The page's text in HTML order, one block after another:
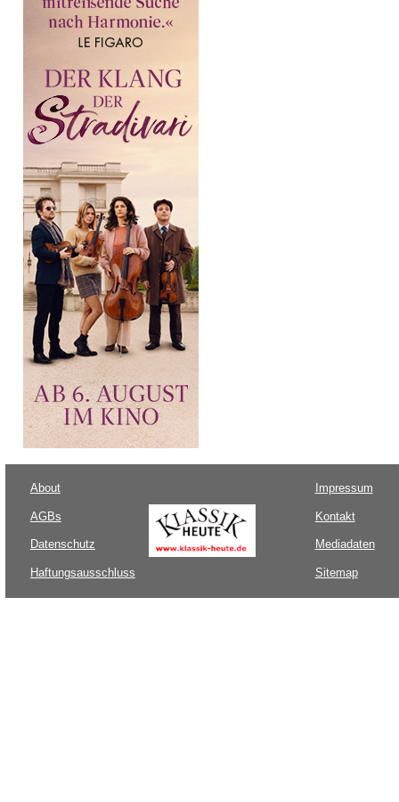
About
AGBs
Datenschutz
Haftungsausschluss
Impressum
Kontakt
Mediadaten
Sitemap